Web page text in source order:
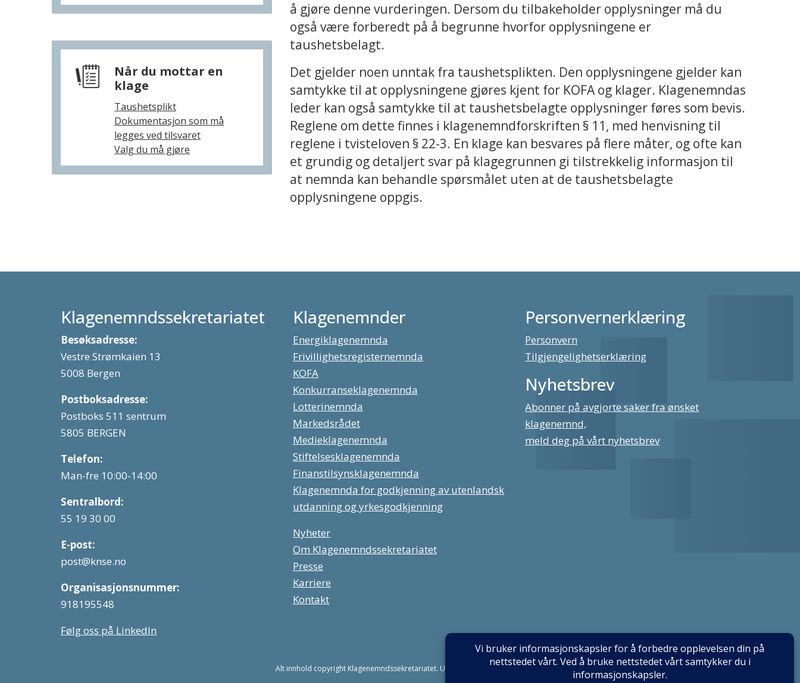
Når du mottar en
klage
Taushetsplikt
Dokumentasjon som må
legges ved tilsvaret
Valg du må gjøre
å gjøre denne vurderingen. Dersom du tilbakeholder opplysninger må du
også være forberedt på å begrunne hvorfor opplysningene er
taushetsbelagt.
Det gjelder noen unntak fra taushetsplikten. Den opplysningene gjelder kan
samtykke til at opplysningene gjøres kjent for KOFA og klager. Klagenemndas
leder kan også samtykke til at taushetsbelagte opplysninger føres som bevis.
Reglene om dette finnes i klagenemndforskriften § 11, med henvisning til
reglene i tvisteloven § 22-3. En klage kan besvares på flere måter, og ofte kan
et grundig og detaljert svar på klagegrunnen gi tilstrekkelig informasjon til
at nemnda kan behandle spørsmålet uten at de taushetsbelagte
opplysningene oppgis.
Klagenemndssekretariatet
Besøksadresse:
Vestre Strømkaien 13
5008 Bergen
Postboksadresse:
Postboks 511 sentrum
5805 BERGEN
Telefon:
Man-fre 10:00-14:00
Sentralbord:
55 19 30 00
E-post:
post@knse.no
Organisasjonsnummer:
918195548
Følg oss på LinkedIn
Klagenemnder
Energiklagenemnda
Frivillighetsregisternemnda
KOFA
Konkurranseklagenemnda
Lotterinemnda
Markedsrådet
Medieklagenemnda
Stiftelsesklagenemnda
Finanstilsynsklagenemnda
Klagenemnda for godkjenning av utenlandsk
utdanning og yrkesgodkjenning
Nyheter
Om Klagenemndssekretariatet
Presse
Karriere
Kontakt
Personvernerklæring
Personvern
Tilgjengelighetserklæring
Nyhetsbrev
Abonner på avgjorte saker fra ønsket
klagenemnd,
meld deg på vårt nyhetsbrev
Alt innhold copyright Klagenemndssekretariatet. Utviklet av: Mint Media AS